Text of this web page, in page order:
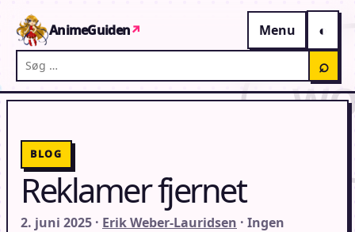
AnimeGuiden↗
Menu
Søg på AnimeGuiden
⌕
BLOG
Reklamer fjernet
2. juni 2025 · Erik Weber-Lauridsen · Ingen